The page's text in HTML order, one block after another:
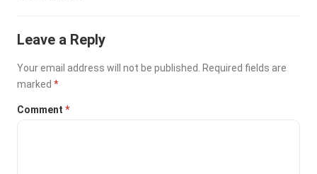
Leave a Reply
Your email address will not be published.
Required fields are
marked*
Comment*